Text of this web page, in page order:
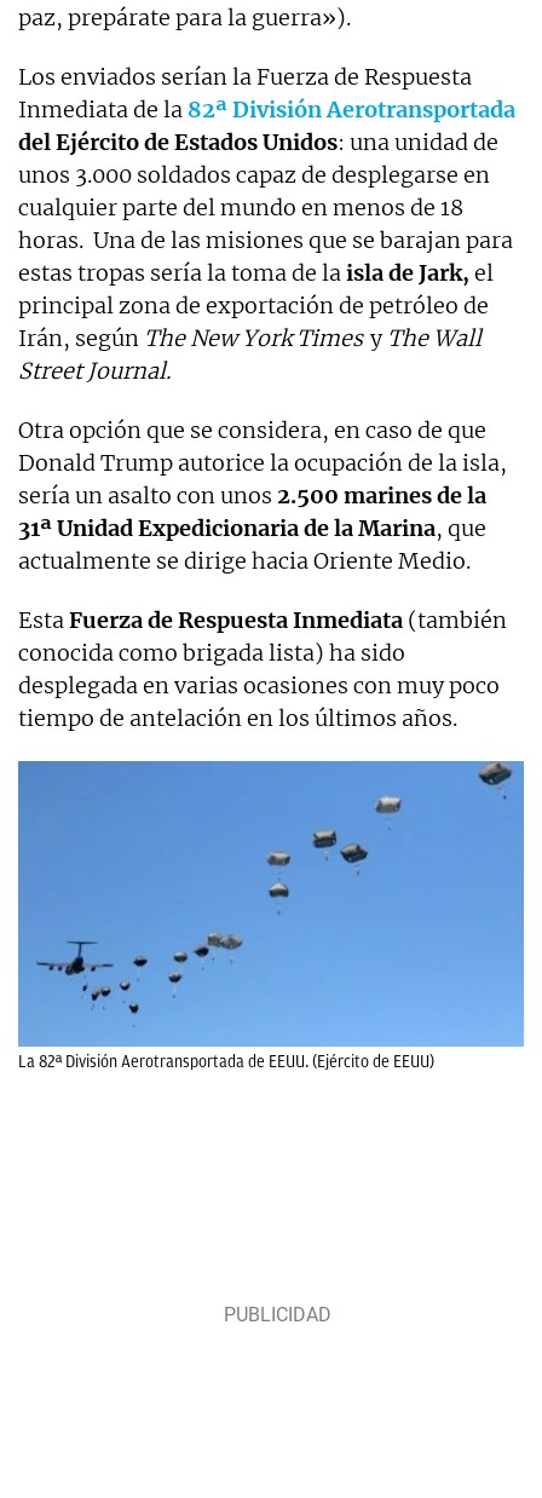
paz, prepárate para la guerra»).
Los enviados serían la Fuerza de Respuesta
Inmediata de la 82ª División Aerotransportada
del Ejército de Estados Unidos: una unidad de
unos 3.000 soldados capaz de desplegarse en
cualquier parte del mundo en menos de 18
horas. Una de las misiones que se barajan para
estas tropas sería la toma de laisla de Jark, el
principal zona de exportación de petróleo de
Irán, según The New York Times y The Wall
Street Journal.
Otra opción que se considera, en caso de que
Donald Trump autorice la ocupación de la isla,
sería un asalto con unos 2.500 marines de la
31ª Unidad Expedicionaria de la Marina, que
actualmente se dirige hacia Oriente Medio.
EstaFuerza de Respuesta Inmediata (también
conocida como brigada lista) ha sido
desplegada en varias ocasiones con muy poco
tiempo de antelación en los últimos años.
La 82ª División Aerotransportada de EEUU. (Ejército de EEUU)